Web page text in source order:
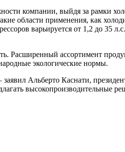
компании, выйдя за рамки
области применения, как
варьируется от 1,2 до 35
Расширенный ассортимент
экологические нормы.
Альберто Каснати,
высокопроизводительные